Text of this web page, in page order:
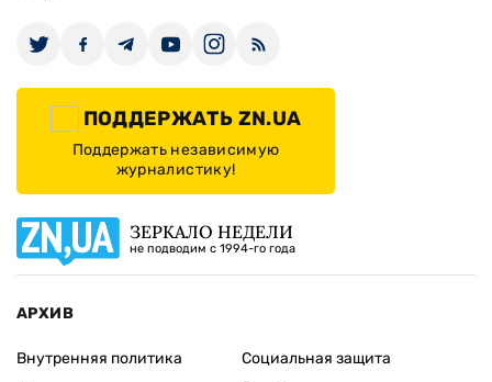
ПОДДЕРЖАТЬ ZN.UA
Поддержать независимую
журналистику!
ЗЕРКАЛО НЕДЕЛИ
не подводим с 1994-го года
АРХИВ
Внутренняя политика
Социальная защита